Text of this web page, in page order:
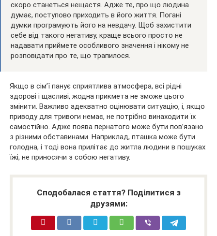
скоро станеться нещастя. Адже те, про що людина
думає, поступово приходить в його життя. Погані
думки програмують його на невдачу. Щоб захистити
себе від такого негативу, краще всього просто не
надавати приймете особливого значення і нікому не
розповідати про те, що трапилося.
Якщо в сім’ї панує сприятлива атмосфера, всі рідні
здорові і щасливі, жодна прикмета не зможе цього
змінити. Важливо адекватно оцінювати ситуацію, і, якщо
приводу для тривоги немає, не потрібно винаходити їх
самостійно. Адже поява пернатого може бути пов’язано
з різними обставинами. Наприклад, пташка може бути
голодна, і тоді вона прилітає до житла людини в пошуках
їжі, не приносячи з собою негативу.
Сподобалася стаття? Поділитися з
друзями: